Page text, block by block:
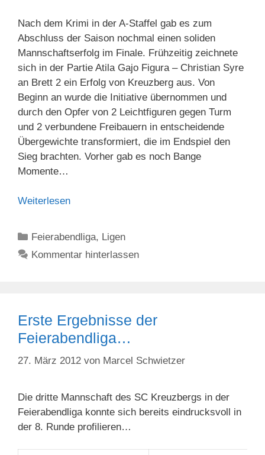
Nach dem Krimi in der A-Staffel gab es zum
Abschluss der Saison nochmal einen soliden
Mannschaftserfolg im Finale. Frühzeitig zeichnete
sich in der Partie Atila Gajo Figura – Christian Syre
an Brett 2 ein Erfolg von Kreuzberg aus. Von
Beginn an wurde die Initiative übernommen und
durch den Opfer von 2 Leichtfiguren gegen Turm
und 2 verbundene Freibauern in entscheidende
Übergewichte transformiert, die im Endspiel den
Sieg brachten. Vorher gab es noch Bange
Momente…
Weiterlesen
Kategorien
Feierabendliga, Ligen
Kommentar hinterlassen
Erste Ergebnisse der
Feierabendliga…
27. März 2012 von Marcel Schwietzer
Die dritte Mannschaft des SC Kreuzbergs in der
Feierabendliga konnte sich bereits eindrucksvoll in
der 8. Runde profilieren…